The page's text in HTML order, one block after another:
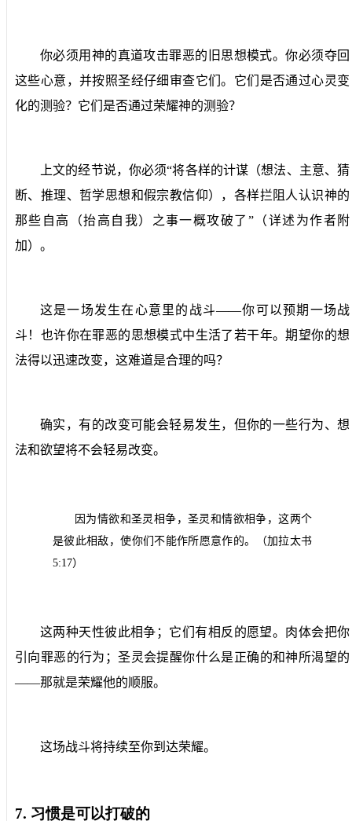
你必须用神的真道攻击罪恶的旧思想模式。你必须夺回
这些心意，并按照圣经仔细审查它们。它们是否通过心灵变
化的测验？它们是否通过荣耀神的测验？
上文的经节说，你必须“将各样的计谋（想法、主意、猜
断、推理、哲学思想和假宗教信仰），各样拦阻人认识神的
那些自高（抬高自我）之事一概攻破了”（详述为作者附
加）。
这是一场发生在心意里的战斗——你可以预期一场战
斗！也许你在罪恶的思想模式中生活了若干年。期望你的想
法得以迅速改变，这难道是合理的吗？
确实，有的改变可能会轻易发生，但你的一些行为、想
法和欲望将不会轻易改变。
因为情欲和圣灵相争，圣灵和情欲相争，这两个
是彼此相敌，使你们不能作所愿意作的。（加拉太书
5:17）
这两种天性彼此相争；它们有相反的愿望。肉体会把你
引向罪恶的行为；圣灵会提醒你什么是正确的和神所渴望的
——那就是荣耀他的顺服。
这场战斗将持续至你到达荣耀。
7. 习惯是可以打破的